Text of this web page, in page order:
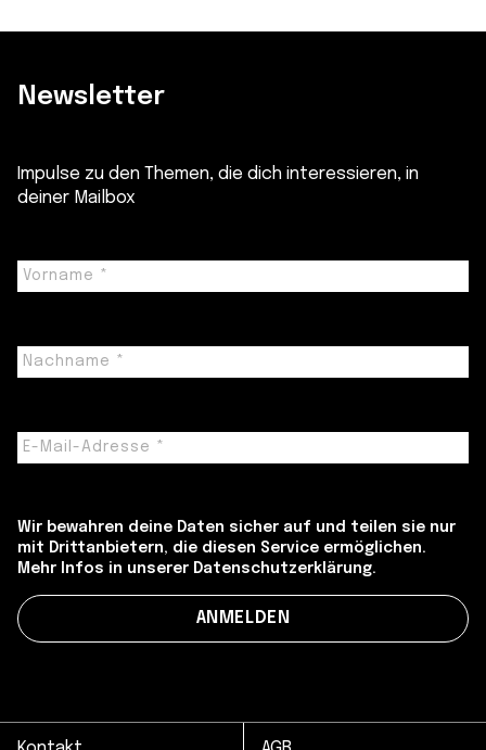
Newsletter
Impulse zu den Themen, die dich interessieren, in
deiner Mailbox
Wir bewahren deine Daten sicher auf und teilen sie nur
mit Drittanbietern, die diesen Service ermöglichen.
Mehr Infos in unserer Datenschutzerklärung.